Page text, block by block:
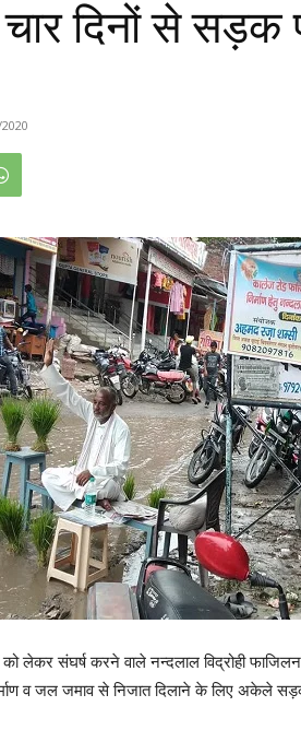
चार दिनों से
लेकर संघर्ष करने वाले नन्दलाल विद्रोही
व जल जमाव से निजात दिलाने के लिए अकेले